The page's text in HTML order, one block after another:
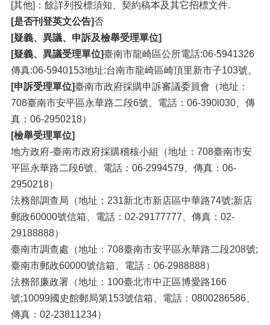
[其他]：餘詳列投標須知、契約稿本及其它招標文件.
[是否刊登英文公告]否
[疑義、異議、申訴及檢舉受理單位]
[疑義、異議受理單位]臺南市龍崎區公所電話:06-5941326
傳真:06-5940153地址:台南市龍崎區崎頂里新市子103號。
[申訴受理單位]臺南市政府採購申訴審議委員會（地址：
708臺南市安平區永華路二段6號、電話：06-390l030、傳
真：06-2950218）
[檢舉受理單位]
地方政府-臺南市政府採購稽核小組（地址：708臺南市安
平區永華路二段6號、電話：06-2994579、傳真：06-
2950218）
法務部調查局（地址：231新北市新店區中華路74號;新店
郵政60000號信箱、電話：02-29177777、傳真：02-
29188888）
臺南市調查處（地址：708臺南市安平區永華路二段208號;
臺南市郵政60000號信箱、電話：06-2988888）
法務部廉政署（地址：100臺北市中正區博愛路166
號;10099國史館郵局第153號信箱、電話：0800286586、
傳真：02-23811234）